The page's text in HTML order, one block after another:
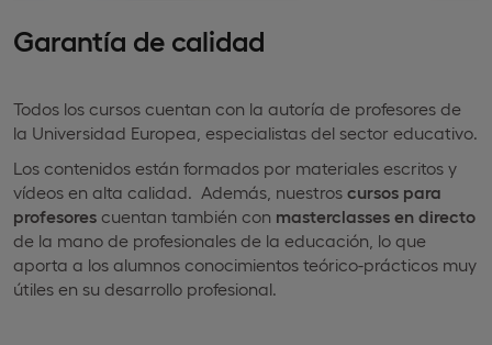
Garantía de calidad
Todos los cursos cuentan con la autoría de profesores de
la Universidad Europea, especialistas del sector educativo.
Los contenidos están formados por materiales escritos y
vídeos en alta calidad. Además, nuestros cursos para
profesores cuentan también con masterclasses en directo
de la mano de profesionales de la educación, lo que
aporta a los alumnos conocimientos teórico-prácticos muy
útiles en su desarrollo profesional.